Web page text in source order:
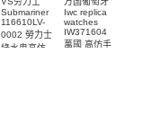
Submariner
116610LV-
0002 勞力士
綠水鬼高仿
Iwc replica
watches
IW371604
萬國 高仿手